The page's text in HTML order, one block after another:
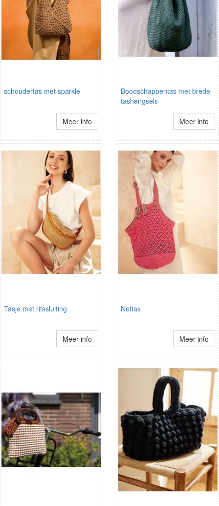
schoudertas met sparkle
Meer info
Boodschappentas met brede
tashengsels
Meer info
Tasje met ritssluiting
Meer info
Nettas
Meer info